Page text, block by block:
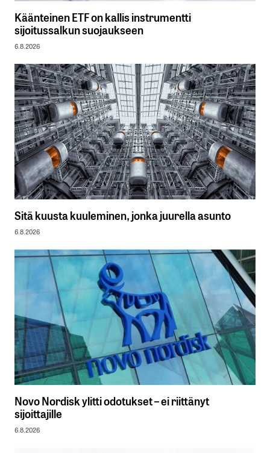
Käänteinen ETF on kallis instrumentti
sijoitussalkun suojaukseen
6.8.2026
Sitä kuusta kuuleminen, jonka juurella asunto
6.8.2026
Novo Nordisk ylitti odotukset – ei riittänyt
sijoittajille
6.8.2026